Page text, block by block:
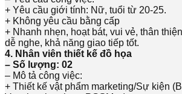
+ Yêu cầu giới tính: Nữ, tuổi từ 20-25.
+ Không yêu cầu bằng cấp
+ Nhanh nhẹn, hoạt bát, vui vẻ, thân
dễ nghe, khả năng giao tiếp tốt.
4. Nhân viên thiết kế đồ họa
– Số lượng: 02
– Mô tả công việc:
+ Thiết kế vật phẩm marketing/Sự kiện